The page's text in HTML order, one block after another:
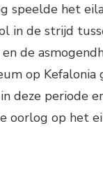
speelde het
in de strijd
de
op Kefalonia
deze periode
oorlog op het